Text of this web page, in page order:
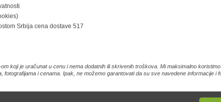
Srbija cena dostave 517
koji je uračunat u cenu i nema dodatnih ili skrivenih troškova. Mi maksimalno
i cenama. Ipak, ne možemo garantovati da su sve navedene informacije i